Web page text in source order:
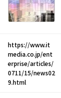
https://www.it
media.co.jp/ent
erprise/articles/
0711/15/news02
9.html